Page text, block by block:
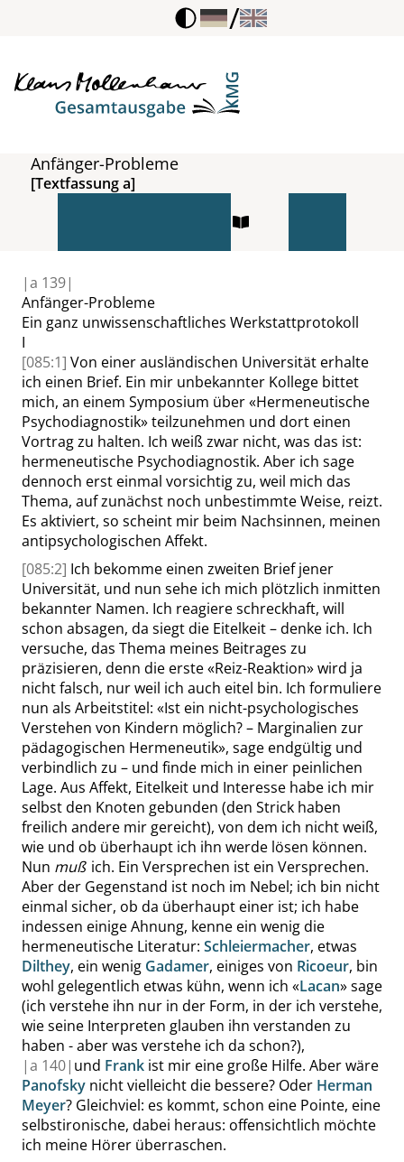
/
Anfänger-Probleme
[Textfassung a]
|a 139|
Anfänger-Probleme
Ein ganz unwissenschaftliches Werkstattprotokoll
I
[085:1] Von einer ausländischen Universität erhalte
ich einen Brief. Ein mir unbekannter Kollege bittet
mich, an einem Symposium über«Hermeneutische
Psychodiagnostik»teilzunehmen und dort einen
Vortrag zu halten. Ich weiß zwar nicht, was das ist:
hermeneutische Psychodiagnostik. Aber ich sage
dennoch erst einmal vorsichtig zu, weil mich das
Thema, auf zunächst noch unbestimmte Weise, reizt.
Es aktiviert, so scheint mir beim Nachsinnen, meinen
antipsychologischen Affekt.
[085:2] Ich bekomme einen zweiten Brief jener
Universität, und nun sehe ich mich plötzlich inmitten
bekannter Namen. Ich reagiere schreckhaft, will
schon absagen, da siegt die Eitelkeit – denke ich. Ich
versuche, das Thema meines Beitrages zu
präzisieren, denn die erste«Reiz-Reaktion»wird ja
nicht falsch, nur weil ich auch eitel bin. Ich formuliere
nun als Arbeitstitel: «Ist ein nicht-psychologisches
Verstehen von Kindern möglich? – Marginalien zur
pädagogischen Hermeneutik», sage endgültig und
verbindlich zu – und finde mich in einer peinlichen
Lage. Aus Affekt, Eitelkeit und Interesse habe ich mir
selbst den Knoten gebunden (den Strick haben
freilich andere mir gereicht), von dem ich nicht weiß,
wie und ob überhaupt ich ihn werde lösen können.
Nun muß ich. Ein Versprechen ist ein Versprechen.
Aber der Gegenstand ist noch im Nebel; ich bin nicht
einmal sicher, ob da überhaupt einer ist; ich habe
indessen einige Ahnung, kenne ein wenig die
hermeneutische Literatur: Schleiermacher, etwas
Dilthey, ein wenig Gadamer, einiges von Ricoeur, bin
wohl gelegentlich etwas kühn, wenn ich «Lacan»sage
(ich verstehe ihn nur in der Form, in der ich verstehe,
wie seine Interpreten glauben ihn verstanden zu
haben - aber was verstehe ich da schon?),
|a 140| und Frank ist mir eine große Hilfe. Aber wäre
Panofsky nicht vielleicht die bessere? Oder Herman
Meyer? Gleichviel: es kommt, schon eine Pointe, eine
selbstironische, dabei heraus: offensichtlich möchte
ich meine Hörer überraschen.